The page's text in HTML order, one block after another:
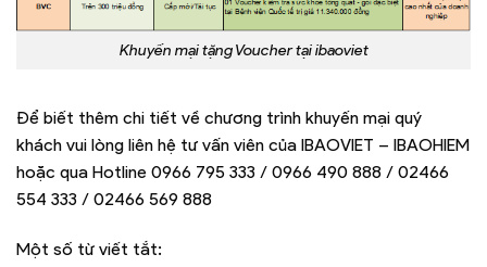
Khuyến mại tặng Voucher tại ibaoviet
Để biết thêm chi tiết về chương trình khuyến mại quý
khách vui lòng liên hệ tư vấn viên của IBAOVIET – IBAOHIEM
hoặc qua Hotline 0966 795 333 / 0966 490 888 / 02466
554 333 / 02466 569 888
Một số từ viết tắt: